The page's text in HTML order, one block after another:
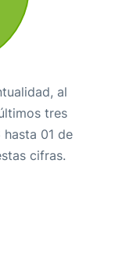
al
tres
01 de
cifras.